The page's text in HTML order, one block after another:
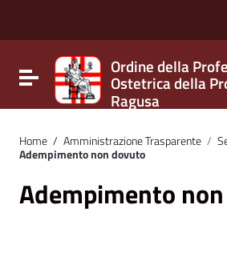
sito
include
di
Attiva / disattiva la navigazione
Ordine della
Ostetrica della
Ragusa
Home / Amministrazione Trasparente /
Adempimento non dovuto
Adempimento